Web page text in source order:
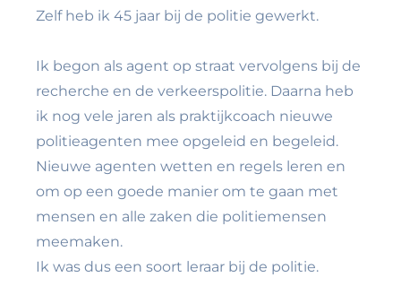
Zelf heb ik 45 jaar bij de politie gewerkt.
Ik begon als agent op straat vervolgens bij de
recherche en de verkeerspolitie. Daarna heb
ik nog vele jaren als praktijkcoach nieuwe
politieagenten mee opgeleid en begeleid.
Nieuwe agenten wetten en regels leren en
om op een goede manier om te gaan met
mensen en alle zaken die politiemensen
meemaken.
Ik was dus een soort leraar bij de politie.